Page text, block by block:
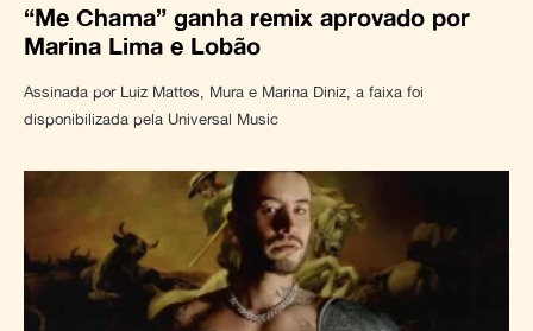
“Me Chama” ganha remix aprovado por
Marina Lima e Lobão
Assinada por Luiz Mattos, Mura e Marina Diniz, a faixa foi
disponibilizada pela Universal Music